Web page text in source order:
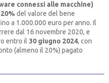
connessi alle macchine)
del valore del bene
a 1.000.000 euro per anno. Il
dal 16 novembre 2020, e
entro il 30 giugno 2024, con
(almeno il 20%) pagato